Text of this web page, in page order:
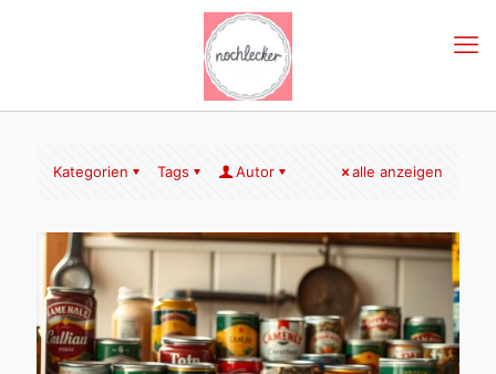
Kategorien Tags Autor alle anzeigen